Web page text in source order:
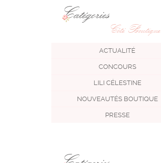
Catégories
Côté Boutique
ACTUALITÉ
CONCOURS
LILI CÉLESTINE
NOUVEAUTÉS BOUTIQUE
PRESSE